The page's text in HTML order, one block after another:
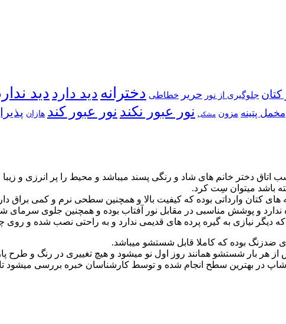
کتان جلوگیری از نور حریر خطاطی دخترانه دید دارد دید
مخمل پتینه مزون مشکی نور عبور نکند نور عبور کند هازان
دختر خانم های شاد و رنگی پسند میباشد و محیط را پر انرزی و زیبا
باشد میتوان سِت کرد.
های کتان وارداتی بوده که کیفیت بالا و همچنین سطحی نرم و کمی براق
و پوشش مناسبی در مقابل نور آفتاب بوده و همچنین جلوی سرمای
نیازی به گیره پرده های قدیمی ندارد و به راحتی نصب شده و روی
ضدزنگ بوده که کاملا قابل شستشو میباشد.
هر بار شستشو همانند روز اول نو میشود و هیچ تغییری در رنگ و طرح
در بهترین سطح انجام شده و توسط کارشناسان خبره بررسی میشود تا